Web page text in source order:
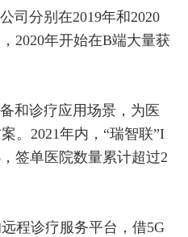
司分别在2019年和2020
2020年开始在B端大量获
和诊疗应用场景，为医
。2021年内，“瑞智联”I
签单医院数量累计超过2
程诊疗服务平台，借5G